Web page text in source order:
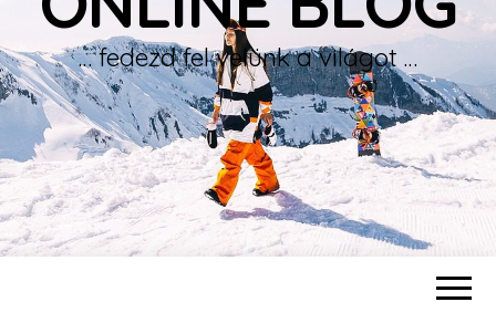
… fedezd fel velünk a világot …